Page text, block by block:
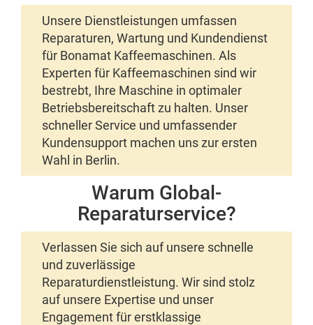
Unsere Dienstleistungen umfassen
Reparaturen, Wartung und Kundendienst
für Bonamat Kaffeemaschinen. Als
Experten für Kaffeemaschinen sind wir
bestrebt, Ihre Maschine in optimaler
Betriebsbereitschaft zu halten. Unser
schneller Service und umfassender
Kundensupport machen uns zur ersten
Wahl in Berlin.
Warum Global-
Reparaturservice?
Verlassen Sie sich auf unsere schnelle
und zuverlässige
Reparaturdienstleistung. Wir sind stolz
auf unsere Expertise und unser
Engagement für erstklassige